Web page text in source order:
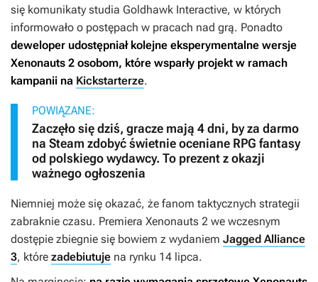
się komunikaty studia Goldhawk Interactive, w których
informowało o postępach w pracach nad grą. Ponadto
deweloper udostępniał kolejne eksperymentalne wersje
Xenonauts 2 osobom, które wsparły projekt w ramach
kampanii na Kickstarterze.
POWIĄZANE:
Zaczęło się dziś, gracze mają 4 dni, by za darmo
na Steam zdobyć świetnie oceniane RPG fantasy
od polskiego wydawcy. To prezent z okazji
ważnego ogłoszenia
Niemniej może się okazać, że fanom taktycznych strategii
zabraknie czasu. Premiera Xenonauts 2 we wczesnym
dostępie zbiegnie się bowiem z wydaniem Jagged Alliance
3, które zadebiutuje na rynku 14 lipca.